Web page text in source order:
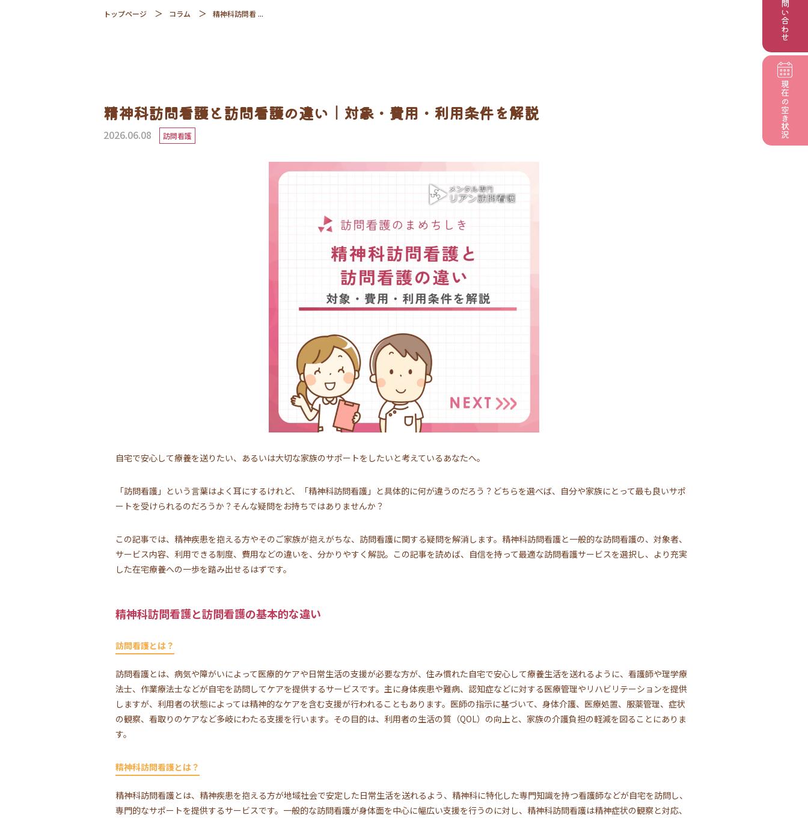
トップページ コラム 精神科訪問看 ...
精神科訪問看護と訪問看護の違い｜対象・費用・利用条件を解説
2026.06.08 訪問看護
自宅で安心して療養を送りたい、あるいは大切な家族のサポートをしたいと考えているあなたへ。
「訪問看護」という言葉はよく耳にするけれど、「精神科訪問看護」と具体的に何が違うのだろう？どちらを選べば、自分や家族にとって最も良いサポ
ートを受けられるのだろうか？そんな疑問をお持ちではありませんか？
この記事では、精神疾患を抱える方やそのご家族が抱えがちな、訪問看護に関する疑問を解消します。精神科訪問看護と一般的な訪問看護の、対象者、
サービス内容、利用できる制度、費用などの違いを、分かりやすく解説。この記事を読めば、自信を持って最適な訪問看護サービスを選択し、より充実
した在宅療養への一歩を踏み出せるはずです。
精神科訪問看護と訪問看護の基本的な違い
訪問看護とは？
訪問看護とは、病気や障がいによって医療的ケアや日常生活の支援が必要な方が、住み慣れた自宅で安心して療養生活を送れるように、看護師や理学療
法士、作業療法士などが自宅を訪問してケアを提供するサービスです。主に身体疾患や難病、認知症などに対する医療管理やリハビリテーションを提供
しますが、利用者の状態によっては精神的なケアを含む支援が行われることもあります。医師の指示に基づいて、身体介護、医療処置、服薬管理、症状
の観察、看取りのケアなど多岐にわたる支援を行います。その目的は、利用者の生活の質（QOL）の向上と、家族の介護負担の軽減を図ることにありま
す。
精神科訪問看護とは？
精神科訪問看護とは、精神疾患を抱える方が地域社会で安定した日常生活を送れるよう、精神科に特化した専門知識を持つ看護師などが自宅を訪問し、
専門的なサポートを提供するサービスです。一般的な訪問看護が身体面を中心に幅広い支援を行うのに対し、精神科訪問看護は精神症状の観察と対応、
お問い合わせ
現在の
空き状況